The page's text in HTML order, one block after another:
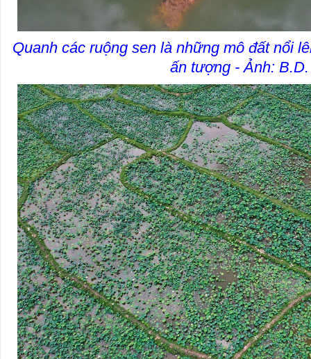
Quanh các ruộng sen là những mô đất nổi
ấn tượng - Ảnh: B.D.